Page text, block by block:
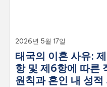
2026년 5월 17일
태국의 이혼 사유:
항 및 제6항에 따른
원칙과 혼인 내 성적